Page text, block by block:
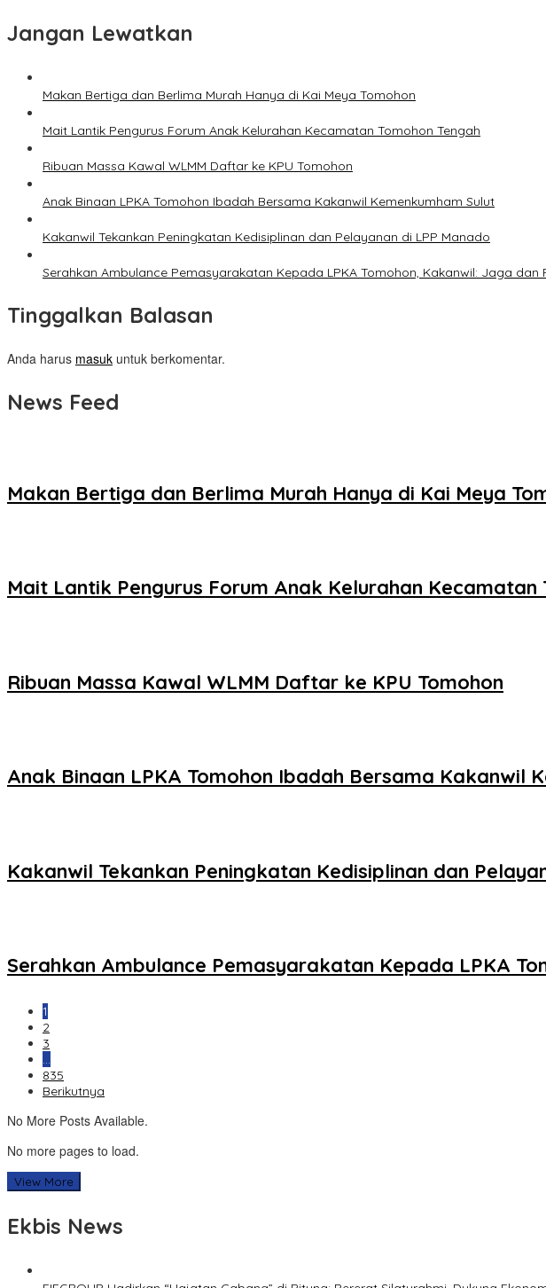
Jangan Lewatkan
Makan Bertiga dan Berlima Murah Hanya di Kai Meya Tomohon
Mait Lantik Pengurus Forum Anak Kelurahan Kecamatan Tomohon Tengah
Ribuan Massa Kawal WLMM Daftar ke KPU Tomohon
Anak Binaan LPKA Tomohon Ibadah Bersama Kakanwil Kemenkumham Sulut
Kakanwil Tekankan Peningkatan Kedisiplinan dan Pelayanan di LPP Manado
Serahkan Ambulance Pemasyarakatan Kepada LPKA Tomohon, Kakanwil: Jaga
Tinggalkan Balasan
Anda harus masuk untuk berkomentar.
News Feed
Makan Bertiga dan Berlima Murah Hanya di Kai Meya
Mait Lantik Pengurus Forum Anak Kelurahan Kecamatan
Ribuan Massa Kawal WLMM Daftar ke KPU Tomohon
Anak Binaan LPKA Tomohon Ibadah Bersama Kakanwil
Kakanwil Tekankan Peningkatan Kedisiplinan dan
Serahkan Ambulance Pemasyarakatan Kepada LPKA
1
2
3
…
835
Berikutnya
No More Posts Available.
No more pages to load.
View More
Ekbis News